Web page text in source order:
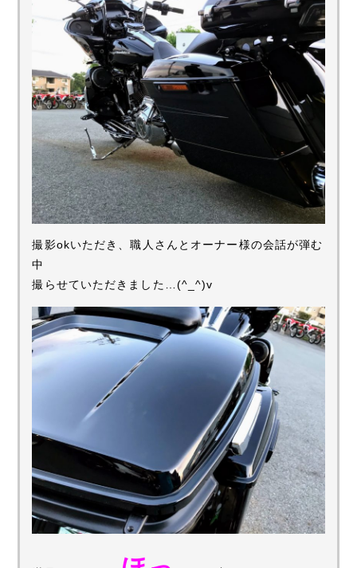
撮影okいただき、職人さんとオーナー様の会話が弾む
中
撮らせていただきました…(^_^)v